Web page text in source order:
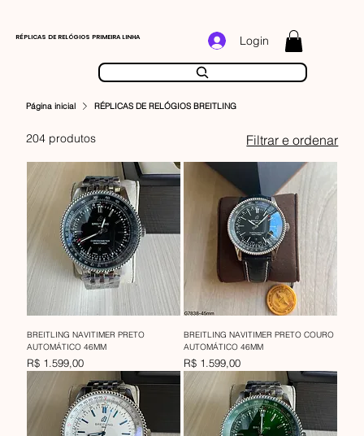
RÉPLICAS DE RELÓGIOS PRIMEIRA LINHA Login
Página inicial RÉPLICAS DE RELÓGIOS BREITLING
204 produtos Filtrar e ordenar
BREITLING NAVITIMER PRETO
AUTOMÁTICO 46MM
Preço
R$ 1.599,00
BREITLING NAVITIMER PRETO COURO
AUTOMÁTICO 46MM
Preço
R$ 1.599,00